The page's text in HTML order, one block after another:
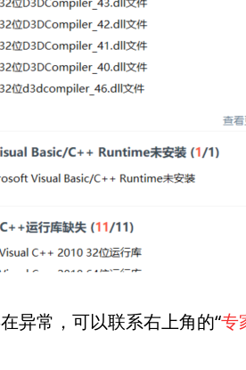
异常，可以联系右上角的“专